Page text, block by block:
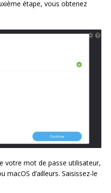
étape, vous obtenez
votre mot de passe utilisateur,
d’ailleurs. Saisissez-le